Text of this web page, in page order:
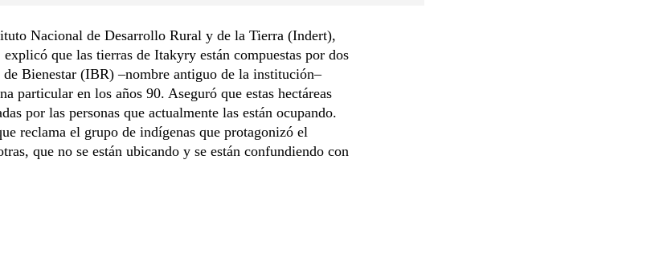
Nacional de Desarrollo Rural y de la Tierra (Indert),
que las tierras de Itakyry están compuestas por dos
Bienestar (IBR) –nombre antiguo de la institución–
particular en los años 90. Aseguró que estas hectáreas
por las personas que actualmente las están ocupando.
reclama el grupo de indígenas que protagonizó el
que no se están ubicando y se están confundiendo con